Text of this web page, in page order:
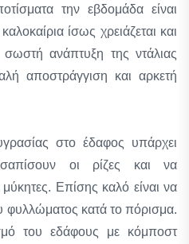
την εβδομάδα είναι
ίσως χρειάζεται και
ανάπτυξη της ντάλιας
αποστράγγιση και αρκετή
στο έδαφος υπάρχει
οι ρίζες και να
Επίσης καλό είναι να
φυλλώματος κατά το πόρισμα.
του εδάφους με κόμποστ